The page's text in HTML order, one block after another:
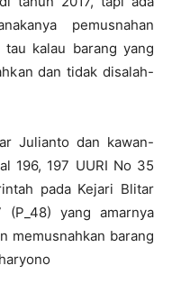
pemusnahan
kalau barang yang
dan tidak disalah-
Julianto dan kawan-
196, 197 UURI No 35
pada Kejari Blitar
yang amarnya
memusnahkan barang